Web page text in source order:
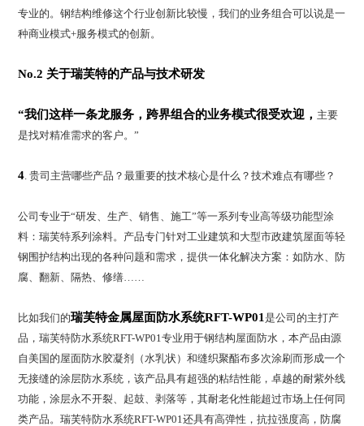
专业的。钢结构维修这个行业创新比较慢，我们的业务组合可以说是一
种商业模式+服务模式的创新。
No.2 关于瑞芙特的产品与技术研发
“我们这样一条龙服务，跨界组合的业务模式很受欢迎， 主要
是找对精准需求的客户。”
4 . 贵司主营哪些产品？最重要的技术核心是什么？技术难点有哪些？
公司专业于“研发、生产、销售、施工”等一系列专业高等级功能型涂
料：瑞芙特系列涂料。产品专门针对工业建筑和大型市政建筑屋面等轻
钢围护结构出现的各种问题和需求，提供一体化解决方案：如防水、防
腐、翻新、隔热、修缮……
比如我们的瑞芙特金属屋面防水系统RFT-WP01是公司的主打产
品，瑞芙特防水系统RFT-WP01专业用于钢结构屋面防水，本产品由源
自美国的屋面防水胶凝剂（水乳状）和缝织聚酯布多次涂刷而形成一个
无接缝的涂层防水系统，该产品具有超强的粘结性能，卓越的耐紫外线
功能，涂层永不开裂、起鼓、剥落等，其耐老化性能超过市场上任何同
类产品。瑞芙特防水系统RFT-WP01还具有高弹性，抗拉强度高，防腐